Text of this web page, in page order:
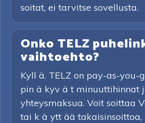
soitat, ei tarvitse sovellusta.
Onko TELZ
vaihtoehto?
Kyll ä. TELZ on pay-as-you-
pin ä kyv ä t minuuttihinnat
yhteysmaksua. Voit soittaa
tai k ä ytt ää takaisinsoittoa,